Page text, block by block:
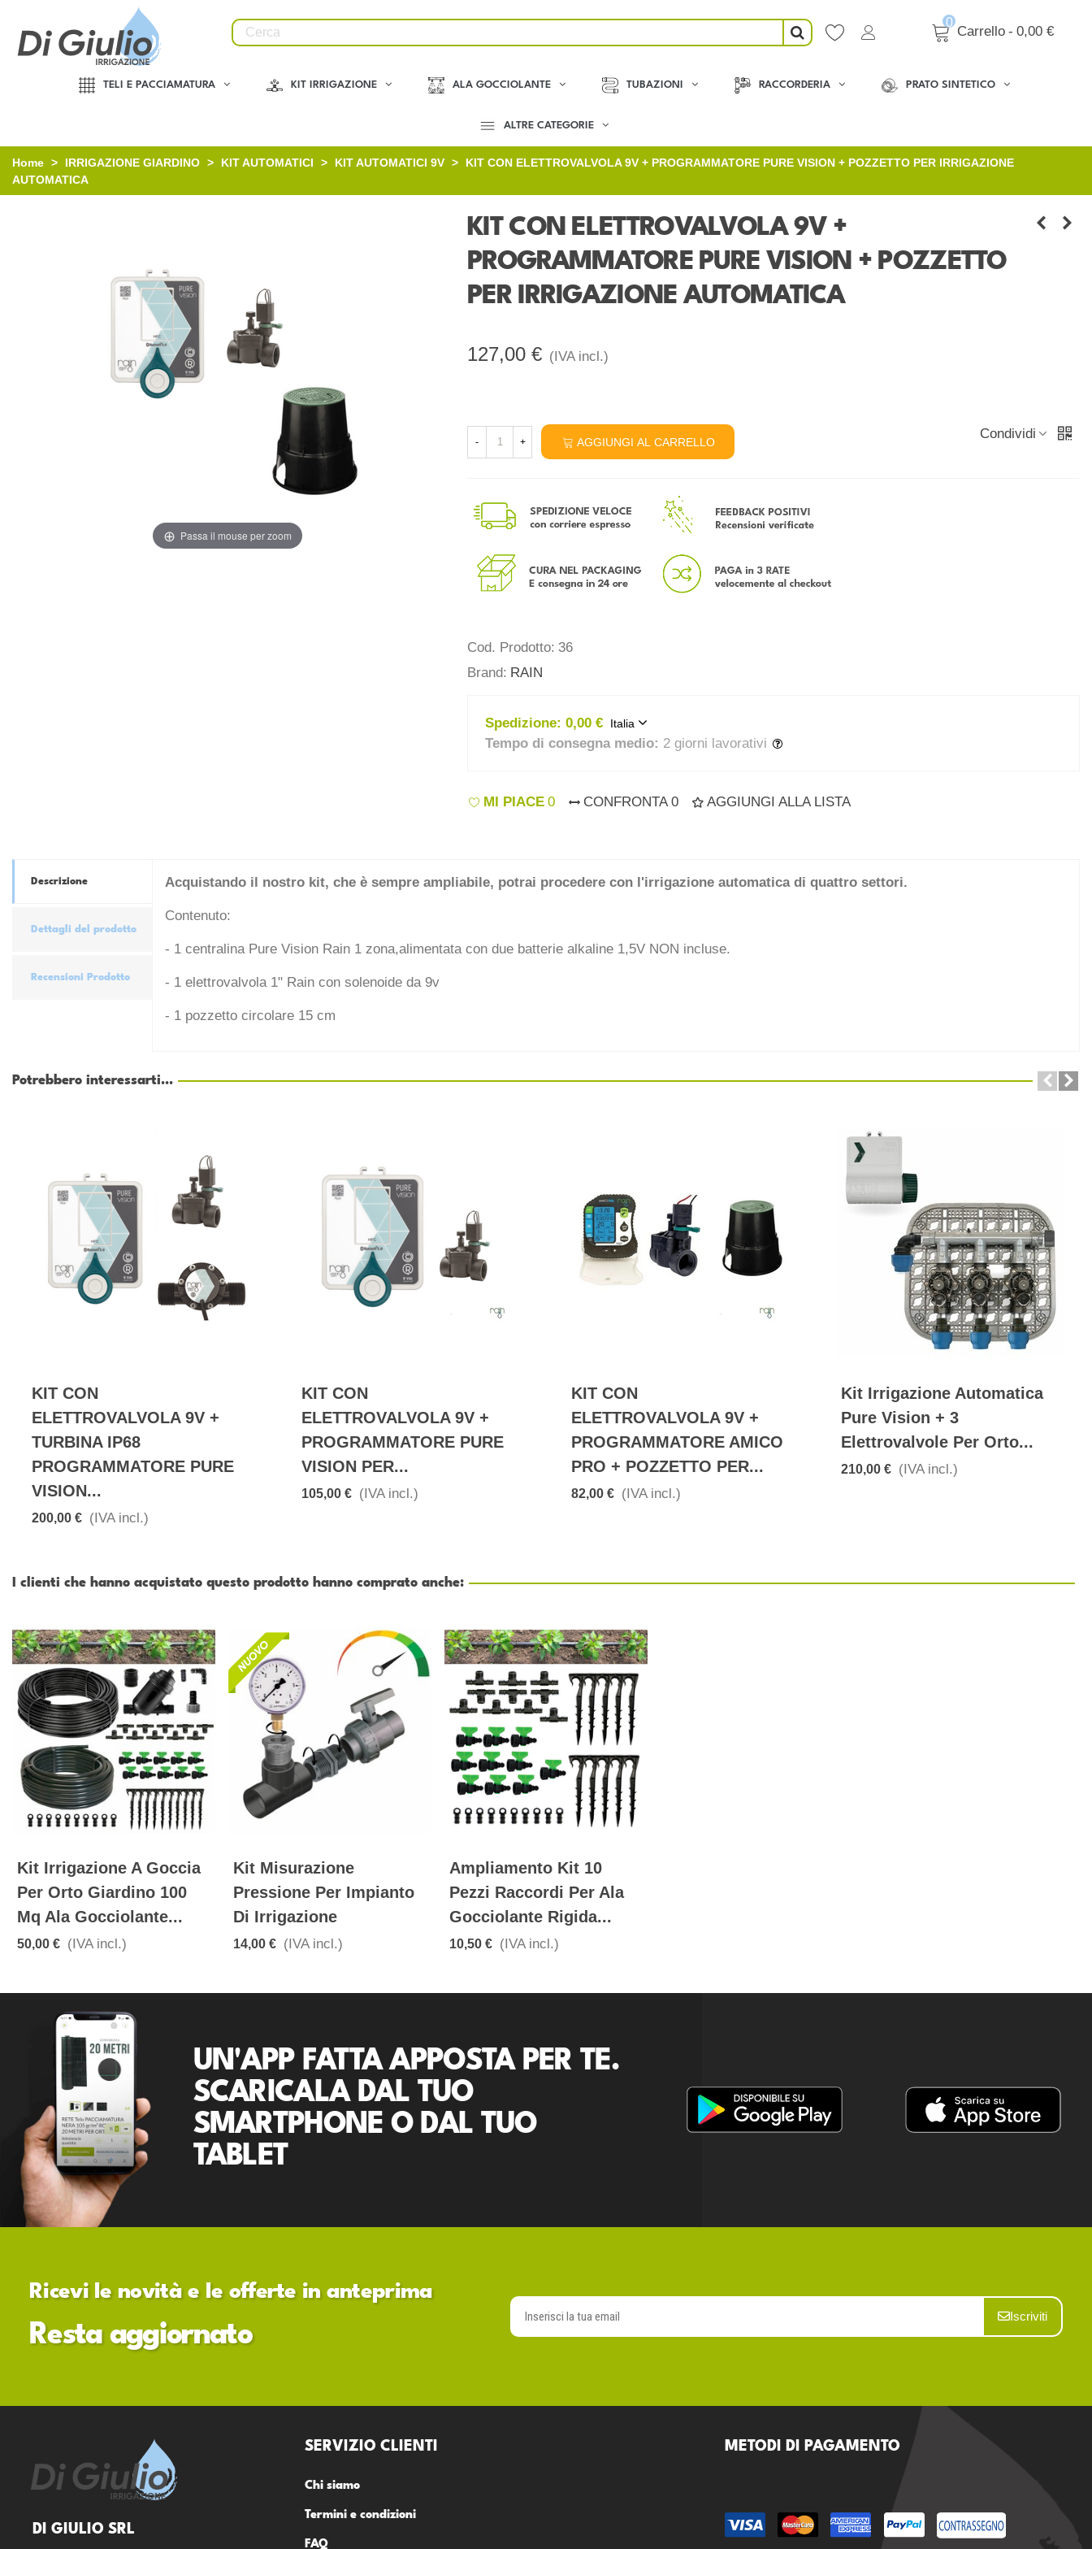
0
Carrello - 0,00 €
TELI E PACCIAMATURA KIT IRRIGAZIONE ALA GOCCIOLANTE TUBAZIONI RACCORDERIA PRATO SINTETICO
ALTRE CATEGORIE
Home > IRRIGAZIONE GIARDINO > KIT AUTOMATICI > KIT AUTOMATICI 9V >
KIT CON ELETTROVALVOLA 9V + PROGRAMMATORE PURE VISION + POZZETTO PER IRRIGAZIONE
AUTOMATICA
Passa il mouse per zoom
KIT CON ELETTROVALVOLA 9V +
PROGRAMMATORE PURE VISION + POZZETTO
PER IRRIGAZIONE AUTOMATICA
127,00 € (IVA incl.)
- + AGGIUNGI AL CARRELLO
Condividi
Cod. Prodotto: 36
Brand: RAIN
Spedizione: 0,00 € Italia
Tempo di consegna medio: 2 giorni lavorativi
MI PIACE 0 CONFRONTA 0 AGGIUNGI ALLA LISTA
Descrizione
Dettagli del prodotto
Recensioni Prodotto
Acquistando il nostro kit, che è sempre ampliabile, potrai procedere con l'irrigazione automatica di quattro settori.
Contenuto:
- 1 centralina Pure Vision Rain 1 zona,alimentata con due batterie alkaline 1,5V NON incluse.
- 1 elettrovalvola 1" Rain con solenoide da 9v
- 1 pozzetto circolare 15 cm
Potrebbero interessarti...
KIT CON
ELETTROVALVOLA 9V +
TURBINA IP68
PROGRAMMATORE PURE
VISION...
200,00 € (IVA incl.)
KIT CON
ELETTROVALVOLA 9V +
PROGRAMMATORE PURE
VISION PER...
105,00 € (IVA incl.)
KIT CON
ELETTROVALVOLA 9V +
PROGRAMMATORE AMICO
PRO + POZZETTO PER...
82,00 € (IVA incl.)
Kit Irrigazione Automatica
Pure Vision + 3
Elettrovalvole Per Orto...
210,00 € (IVA incl.)
I clienti che hanno acquistato questo prodotto hanno comprato anche:
Kit Irrigazione A Goccia
Per Orto Giardino 100
Mq Ala Gocciolante...
50,00 € (IVA incl.)
Kit Misurazione
Pressione Per Impianto
Di Irrigazione
14,00 € (IVA incl.)
Ampliamento Kit 10
Pezzi Raccordi Per Ala
Gocciolante Rigida...
10,50 € (IVA incl.)
UN'APP FATTA APPOSTA PER TE.
SCARICALA DAL TUO
SMARTPHONE O DAL TUO
TABLET
Ricevi le novità e le offerte in anteprima
Resta aggiornato
Iscriviti
DI GIULIO SRL
SERVIZIO CLIENTI
Chi siamo
Termini e condizioni
FAQ
METODI DI PAGAMENTO